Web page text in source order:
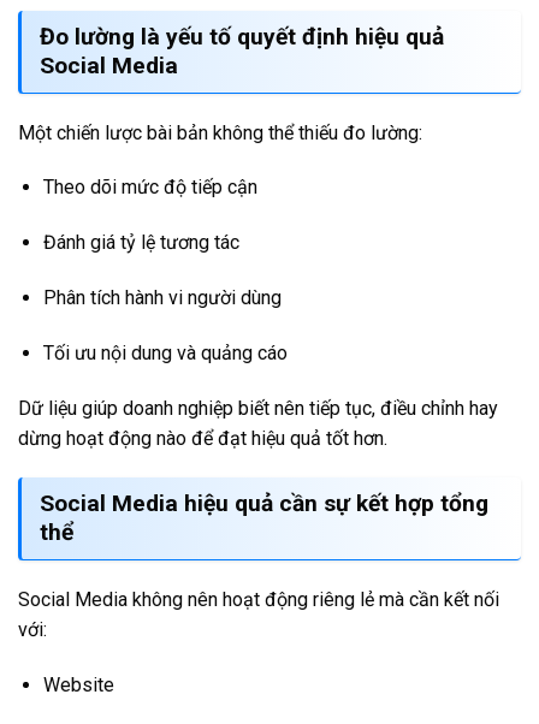
Đo lường là yếu tố quyết định hiệu quả
Social Media
Một chiến lược bài bản không thể thiếu đo lường:
Theo dõi mức độ tiếp cận
Đánh giá tỷ lệ tương tác
Phân tích hành vi người dùng
Tối ưu nội dung và quảng cáo
Dữ liệu giúp doanh nghiệp biết nên tiếp tục, điều chỉnh hay
dừng hoạt động nào để đạt hiệu quả tốt hơn.
Social Media hiệu quả cần sự kết hợp tổng
thể
Social Media không nên hoạt động riêng lẻ mà cần kết nối
với:
Website